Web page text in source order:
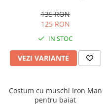
135 RON
125 RON
IN STOC
VEZI VARIANTE
Costum cu muschi Iron Man
pentru baiat